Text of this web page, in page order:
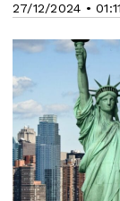
27/12/2024 • 01:11